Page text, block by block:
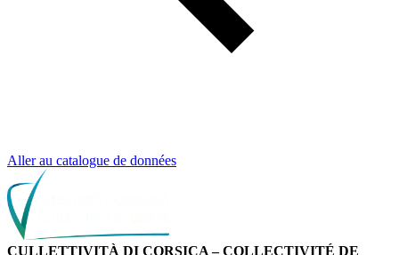
Aller au catalogue de données
CULLETTIVITÀ DI CORSICA – COLLECTIVITÉ DE